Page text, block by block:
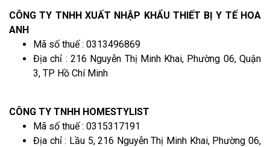
CÔNG TY TNHH XUẤT NHẬP KHẨU THIẾT BỊ Y TẾ HOA
ANH
Mã số thuế : 0313496869
Địa chỉ : 216 Nguyễn Thị Minh Khai, Phường 06, Quận
3, TP Hồ Chí Minh
CÔNG TY TNHH HOMESTYLIST
Mã số thuế : 0315317191
Địa chỉ : Lầu 5, 216 Nguyễn Thị Minh Khai, Phường 06,